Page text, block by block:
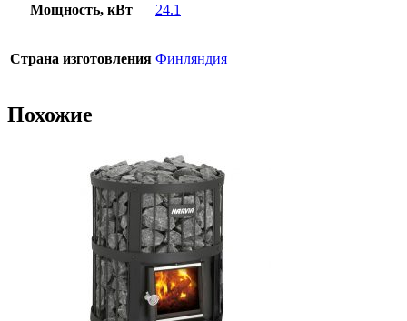
Мощность, кВт 24.1
Страна изготовления Финляндия
Похожие